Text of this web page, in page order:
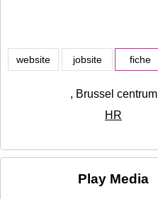
website jobsite fiche
, Brussel centrum
HR
Play Media